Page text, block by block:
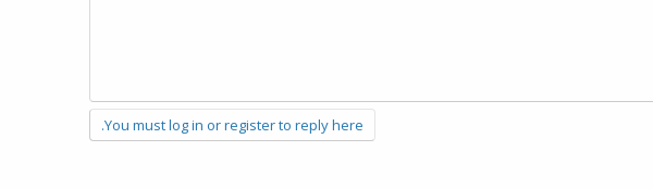
You must log in or register to reply here.